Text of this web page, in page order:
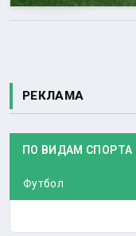
РЕКЛАМА
ПО ВИДАМ СПОРТА
Футбол